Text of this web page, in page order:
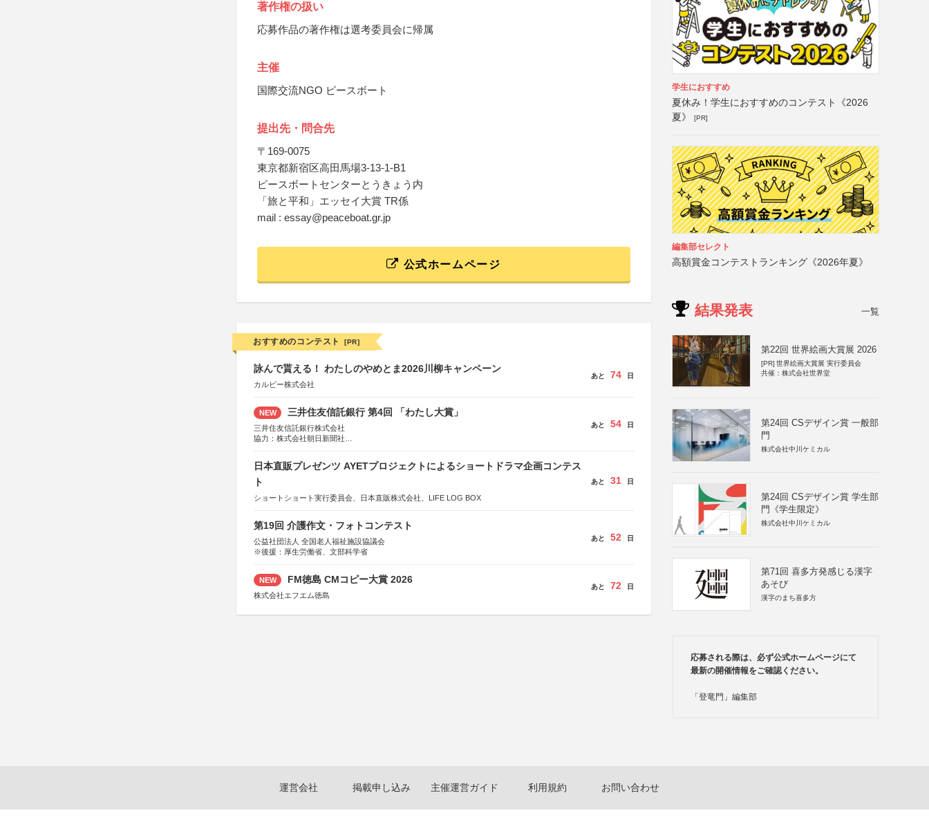
著作権の扱い
応募作品の著作権は選考委員会に帰属
主催
国際交流NGO ピースボート
提出先・問合先
〒169-0075
東京都新宿区高田馬場3-13-1-B1
ピースボートセンターとうきょう内
「旅と平和」エッセイ大賞 TR係
mail : essay@peaceboat.gr.jp
公式ホームページ
おすすめのコンテスト [PR]
詠んで貰える！ わたしのやめとま2026川柳キャンペーン
カルビー株式会社
あと 74 日
NEW 三井住友信託銀行 第4回 「わたし大賞」
三井住友信託銀行株式会社
協力：株式会社朝日新聞社
あと 54 日
日本直販プレゼンツ AYETプロジェクトによるショートドラマ企画コンテス
ト
ショートショート実行委員会、日本直販株式会社、LIFE LOG BOX
あと 31 日
第19回 介護作文・フォトコンテスト
公益社団法人 全国老人福祉施設協議会
※後援：厚生労働省、文部科学省
あと 52 日
NEW FM徳島 CMコピー大賞 2026
株式会社エフエム徳島
あと 72 日
学生におすすめ
夏休み！学生におすすめのコンテスト《2026
夏》
[PR]
編集部セレクト
高額賞金コンテストランキング《2026年夏》
結果発表 一覧
第22回 世界絵画大賞展 2026
[PR] 世界絵画大賞展 実行委員会
共催：株式会社世界堂
第24回 CSデザイン賞 一般部
門
株式会社中川ケミカル
第24回 CSデザイン賞 学生部
門《学生限定》
株式会社中川ケミカル
第71回 喜多方発感じる漢字
あそび
漢字のまち喜多方
応募される際は、必ず公式ホームページにて
最新の開催情報をご確認ください。
「登竜門」編集部
運営会社 掲載申し込み 主催運営ガイド 利用規約 お問い合わせ